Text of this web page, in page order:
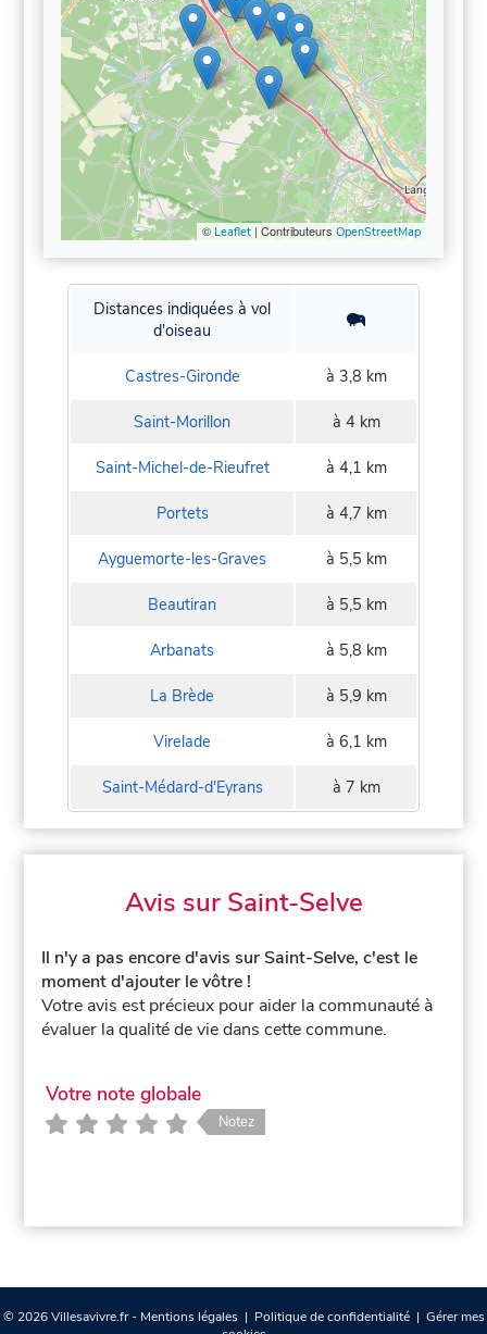
© Leaflet| Contributeurs OpenStreetMap
Distances indiquées à vol
d'oiseau
Castres-Gironde à 3,8 km
Saint-Morillon à 4 km
Saint-Michel-de-Rieufret à 4,1 km
Portets à 4,7 km
Ayguemorte-les-Graves à 5,5 km
Beautiran à 5,5 km
Arbanats à 5,8 km
La Brède à 5,9 km
Virelade à 6,1 km
Saint-Médard-d'Eyrans à 7 km
Avis sur Saint-Selve
Il n'y a pas encore d'avis sur Saint-Selve, c'est le
moment d'ajouter le vôtre !
Votre avis est précieux pour aider la communauté à
évaluer la qualité de vie dans cette commune.
Votre note globale
Notez
© 2026 Villesavivre.fr - Mentions légales| Politique de confidentialité| Gérer mes